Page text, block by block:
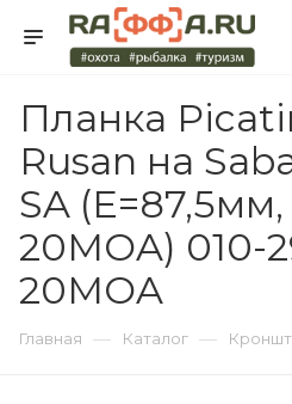
Планка
Rusan на
SA
20MOA) 010-
20MOA
Главная — Каталог —